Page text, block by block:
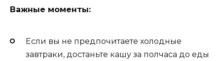
Важные моменты:
Если вы не предпочитаете холодные
завтраки, достаньте кашу за полчаса до еды